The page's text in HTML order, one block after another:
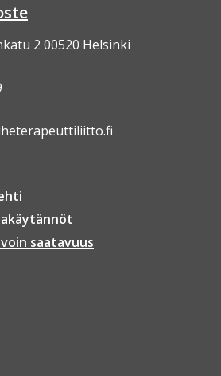
2 00520 Helsinki
saatavuus